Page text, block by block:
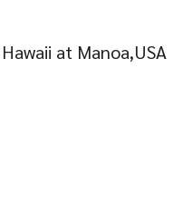
at Manoa,USA